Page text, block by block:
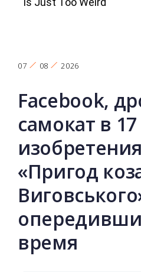
07 08 2026
Facebook,
самокат в
«Пригод
время